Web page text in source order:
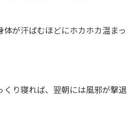
が汗ばむほどにホカホカ温まっ
くり寝れば、翌朝には風邪が撃退